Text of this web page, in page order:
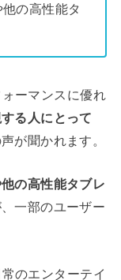
の高性能タ
ーマンスに優れ
る人にとって
が聞かれます。
の高性能タブレ
一部のユーザー
のエンターテイ